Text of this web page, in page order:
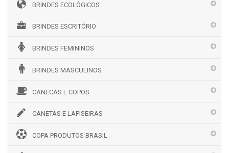
BRINDES ECOLÓGICOS
BRINDES ESCRITÓRIO
BRINDES FEMININOS
BRINDES MASCULINOS
CANECAS E COPOS
CANETAS E LAPISEIRAS
COPA PRODUTOS BRASIL